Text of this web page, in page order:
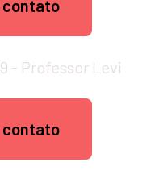
contato
- Professor Levi
contato